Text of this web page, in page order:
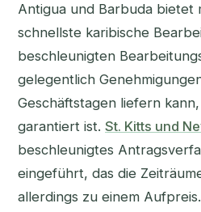
Antigua und Barbuda bietet
schnellste karibische
beschleunigten
gelegentlich
Geschäftstagen liefern
garantiert ist. St. Kitts und
beschleunigtes
eingeführt, das die
allerdings zu einem Aufpreis.